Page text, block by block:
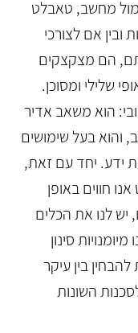
מול מחשב, טאבלט
אם לצורכי
הם מצקצקים
שלילי ומסוכן.
הוא משאב אדיר
והוא בעל שימושים
ידע. יחד עם זאת,
חווים באופן
יש לנו את הכלים
סינון
בין עיקר
השונות